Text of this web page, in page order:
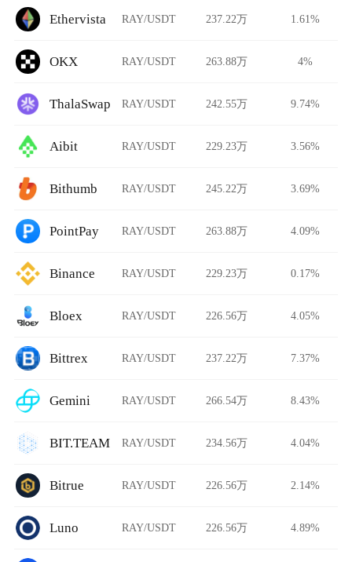
Ethervista RAY/USDT 237.22万 1.61%
OKX RAY/USDT 263.88万 4%
ThalaSwap RAY/USDT 242.55万 9.74%
Aibit RAY/USDT 229.23万 3.56%
Bithumb RAY/USDT 245.22万 3.69%
PointPay RAY/USDT 263.88万 4.09%
Binance RAY/USDT 229.23万 0.17%
Bloex RAY/USDT 226.56万 4.05%
Bittrex RAY/USDT 237.22万 7.37%
Gemini RAY/USDT 266.54万 8.43%
BIT.TEAM RAY/USDT 234.56万 4.04%
Bitrue RAY/USDT 226.56万 2.14%
Luno RAY/USDT 226.56万 4.89%